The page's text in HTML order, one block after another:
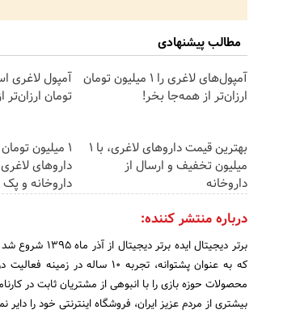
مطالب پیشنهادی
آمپول‌های لاغری را ۱ میلیون تومان
ارزان‌تر از همه‌جا بخر!
آمپول لاغری
تومان ارزان‌تر
بهترین قیمت داروهای لاغری، با ۱
میلیون تخفیف و ارسال از
داروخانه‌
1 میلیون
داروهای
داروخانه و
درباره منتشر کننده:
محصولات حوزه بازی را با انبوهی از مشتریان ثابت در
بیشتری از مردم عزیز ایران، فروشگاه اینترنتی خود را دایر